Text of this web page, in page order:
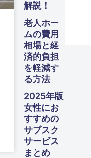
解説！
老人ホー
ムの費用
相場と経
済的負担
を軽減す
る方法
2025年版
女性にお
すすめの
サブスク
サービス
まとめ